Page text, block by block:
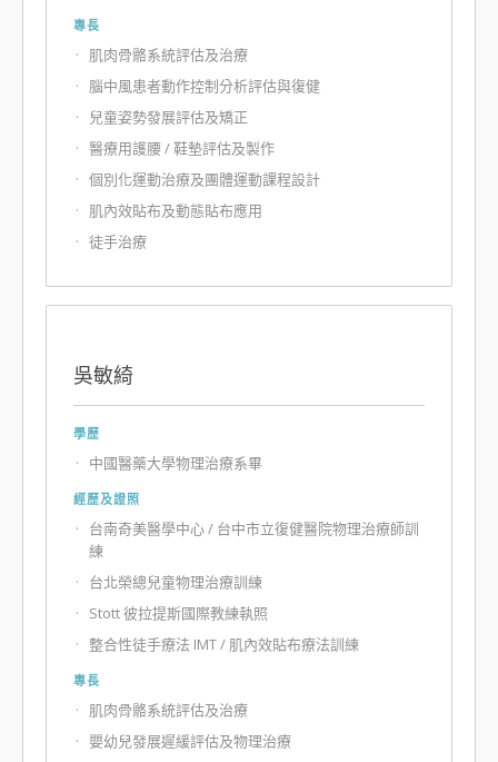
專長
肌肉骨骼系統評估及治療
腦中風患者動作控制分析評估與復健
兒童姿勢發展評估及矯正
醫療用護腰 / 鞋墊評估及製作
個別化運動治療及團體運動課程設計
肌內效貼布及動態貼布應用
徒手治療
吳敏綺
學歷
中國醫藥大學物理治療系畢
經歷及證照
台南奇美醫學中心 / 台中市立復健醫院物理治療師訓
練
台北榮總兒童物理治療訓練
Stott 彼拉提斯國際教練執照
整合性徒手療法 IMT / 肌內效貼布療法訓練
專長
肌肉骨骼系統評估及治療
嬰幼兒發展遲緩評估及物理治療